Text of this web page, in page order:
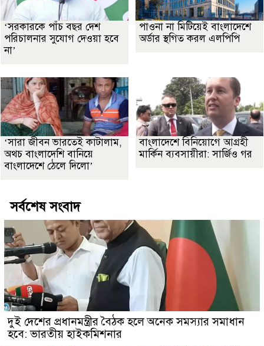
‘সরকারকে পাঁচ বছর দেশ
পরিচালনার সুযোগ দেওয়া হবে
না’
পাওনা না মিটিয়েই বাংলাদেশে
অর্ডার স্থগিত করল এলপিপি
‘সারা জীবন ভারতেই কাটালাম,
অথচ বাংলাদেশি বানিয়ে
বাংলাদেশে ঠেলে দিলো’
বাংলাদেশে বিনিয়োগে আগ্রহী
মার্কিন ব্যবসায়ীরা: সার্জিও গর
সর্বশেষ সংবাদ
দুই দেশের প্রধানমন্ত্রীর বৈঠক হলে অনেক সমস্যার সমাধান
হবে: ভারতীয় হাইকমিশনার